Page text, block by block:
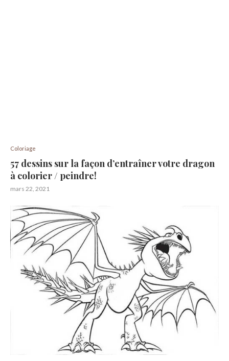
Coloriage
57 dessins sur la façon d’entraîner votre dragon
à colorier / peindre!
mars 22, 2021